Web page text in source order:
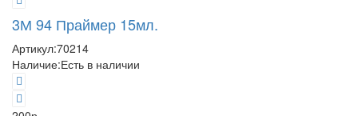
3М 94 Праймер 15мл.
Артикул:70214
Наличие:Есть в наличии